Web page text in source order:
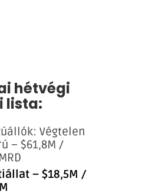
hétvégi
lista:
Végtelen
– $61,8M /
– $18,5M /